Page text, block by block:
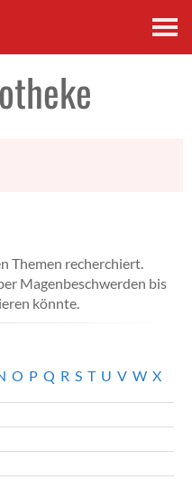
Themen recherchiert.
Magenbeschwerden bis
könnte.
O P Q R S T U V W X